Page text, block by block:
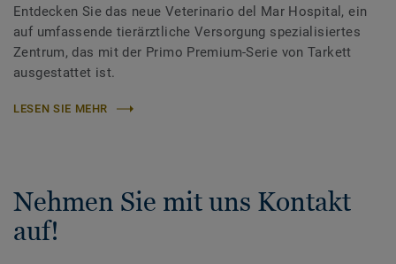
Entdecken Sie das neue Veterinario del Mar Hospital, ein
auf umfassende tierärztliche Versorgung spezialisiertes
Zentrum, das mit der Primo Premium-Serie von Tarkett
ausgestattet ist.
LESEN SIE MEHR
Nehmen Sie mit uns Kontakt
auf!